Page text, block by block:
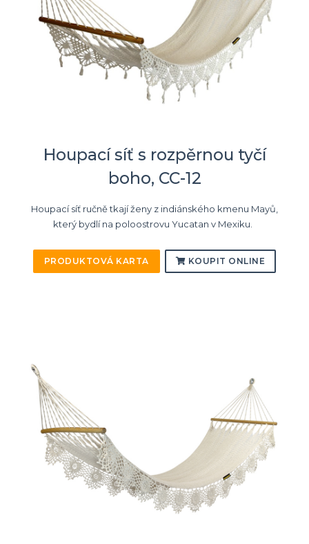
Houpací síť s rozpěrnou tyčí
boho, CC-12
Houpací síť ručně tkají ženy z indiánského kmenu Mayů,
který bydlí na poloostrovu Yucatan v Mexiku.
PRODUKTOVÁ KARTA KOUPIT ONLINE